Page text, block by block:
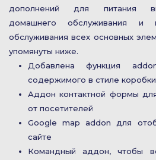
дополнений для питания
домашнего обслуживания и
обслуживания всех основных
упомянуты ниже.
Добавлена ​​функция
содержимого в стиле коробки
Аддон контактной формы
от посетителей
Google map addon для
сайте
Командный аддон, чтобы